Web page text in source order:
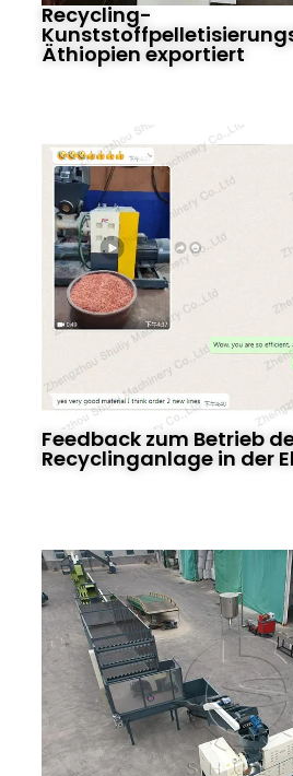
Recycling-
Äthiopien exportiert
Feedback zum Betrieb
Recyclinganlage in der